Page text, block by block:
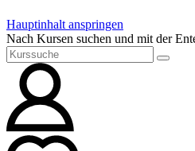
Hauptinhalt anspringen
Nach Kursen suchen und mit der